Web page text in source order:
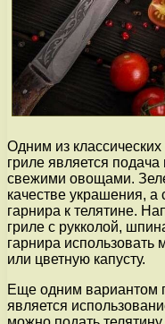
Одним из
гриле является
свежими овощами.
качестве украшения,
гарнира к телятине.
гриле с рукколой,
гарнира
или цветную капусту.
Еще одним вариантом
является